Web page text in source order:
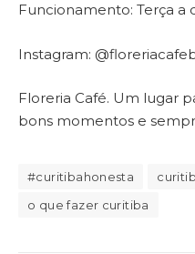
Funcionamento: Terça a
Instagram:
Floreria Café. Um lugar
bons momentos e
#curitibahonesta
o que fazer curitiba